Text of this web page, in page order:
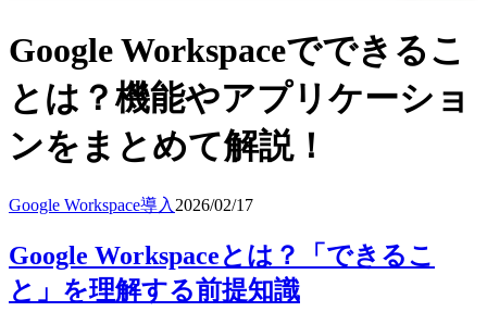
Google Workspaceでできるこ
とは？機能やアプリケーショ
ンをまとめて解説！
Google Workspace導入 2026/02/17
Google Workspaceとは？「できるこ
と」を理解する前提知識